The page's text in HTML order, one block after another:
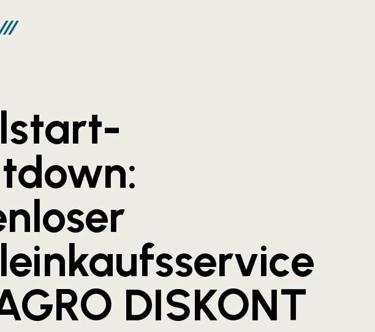
DISKONT